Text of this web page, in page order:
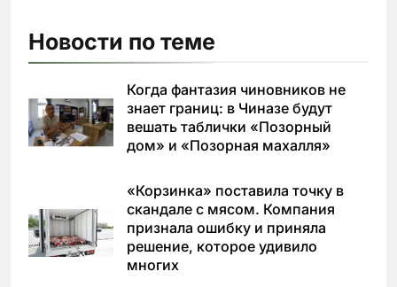
Новости по теме
Когда фантазия чиновников не
знает границ: в Чиназе будут
вешать таблички «Позорный
дом» и «Позорная махалля»
«Корзинка» поставила точку в
скандале с мясом. Компания
признала ошибку и приняла
решение, которое удивило
многих